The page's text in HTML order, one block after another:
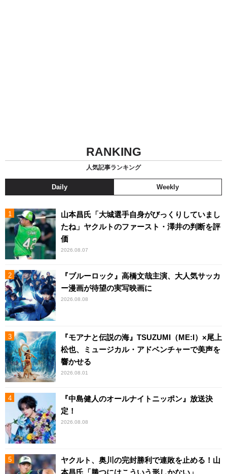
RANKING
人気記事ランキング
Daily Weekly
山本昌氏「大城選手自身がびっくりしていまし
たね」ヤクルトのファースト・澤井の判断を評
価
2026.08.07
『ブルーロック』高橋文哉主演、大人気サッカ
ー漫画が待望の実写映画に
2026.08.08
『モアナと伝説の海』TSUZUMI（ME:I）×尾上
松也、ミュージカル・アドベンチャーで美声を
響かせる
2026.08.01
『中島健人のオールナイトニッポン』放送決
定！
2026.08.08
ヤクルト、奥川の完封勝利で連敗を止める！山
本昌氏「勝つにはこういう形しかない」